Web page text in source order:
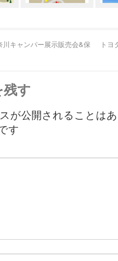
川キャンパー展示販売会&保
ト
す
が公開されることは
す